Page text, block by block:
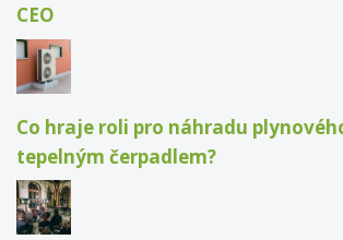
CEO
Co hraje roli pro náhradu
tepelným čerpadlem?